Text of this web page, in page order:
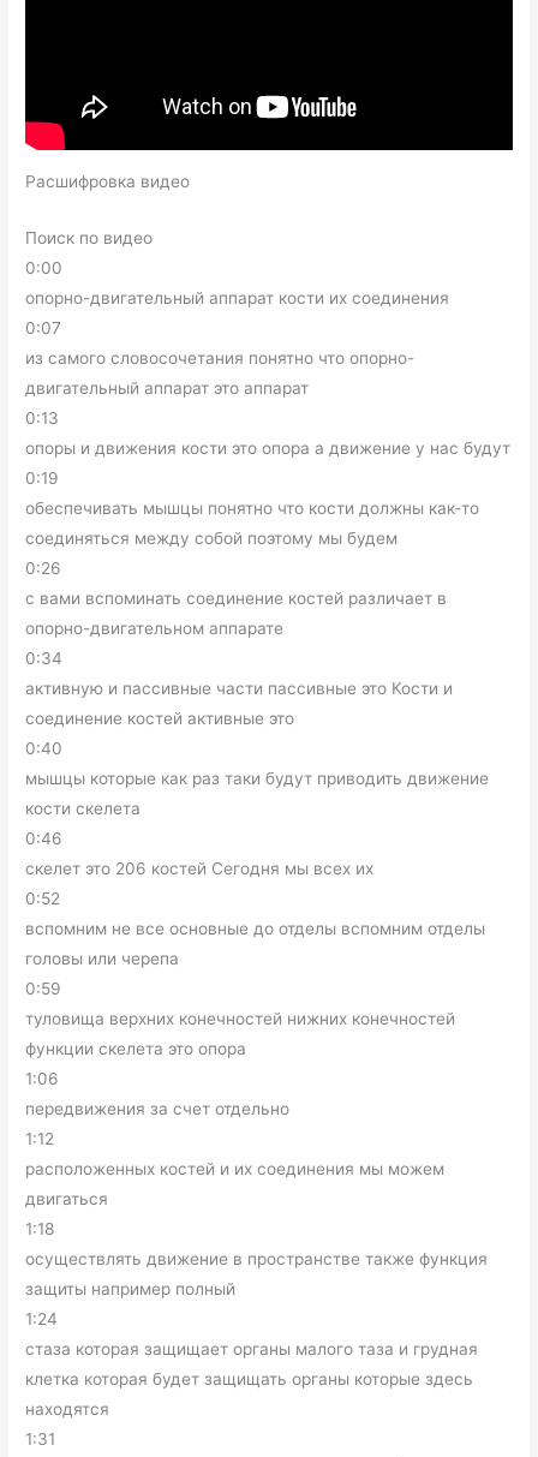
Расшифровка видео
Поиск по видео
0:00
опорно-двигательный аппарат кости их соединения
0:07
из самого словосочетания понятно что опорно-
двигательный аппарат это аппарат
0:13
опоры и движения кости это опора а движение у нас будут
0:19
обеспечивать мышцы понятно что кости должны как-то
соединяться между собой поэтому мы будем
0:26
с вами вспоминать соединение костей различает в
опорно-двигательном аппарате
0:34
активную и пассивные части пассивные это Кости и
соединение костей активные это
0:40
мышцы которые как раз таки будут приводить движение
кости скелета
0:46
скелет это 206 костей Сегодня мы всех их
0:52
вспомним не все основные до отделы вспомним отделы
головы или черепа
0:59
туловища верхних конечностей нижних конечностей
функции скелета это опора
1:06
передвижения за счет отдельно
1:12
расположенных костей и их соединения мы можем
двигаться
1:18
осуществлять движение в пространстве также функция
защиты например полный
1:24
стаза которая защищает органы малого таза и грудная
клетка которая будет защищать органы которые здесь
находятся
1:31